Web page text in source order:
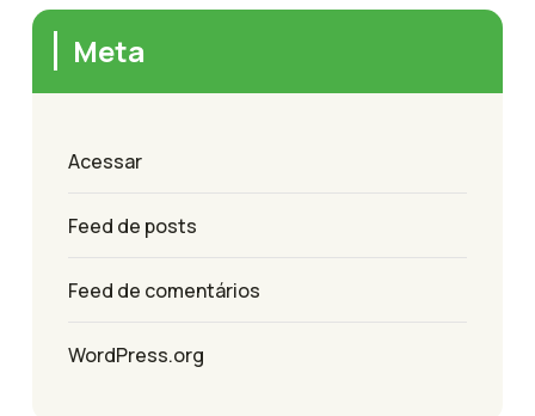
Meta
Acessar
Feed de posts
Feed de comentários
WordPress.org